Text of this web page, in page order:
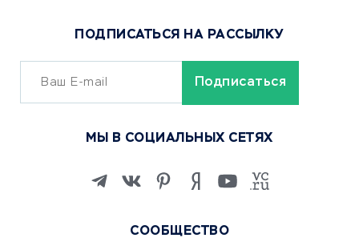
Сервисы доставки
ОБУЧЕНИЕ И РАБОТА
Изучение иностранных
Маркетинг и продажи
СООБЩЕСТВО
ПОДПИСАТЬСЯ НА РАССЫЛКУ
МЫ В СОЦИАЛЬНЫХ СЕТЯХ